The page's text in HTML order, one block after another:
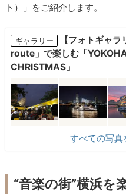
ト）」をご紹介します。
ギャラリー
【フォトギャ
route」で楽しむ「
CHRISTMAS」
すべての写真
“音楽の街”横浜を